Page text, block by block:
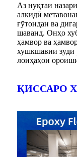
Аз нуқтаи
алкидӣ
ғӯтондан ва
шаванд. Онҳо
ҳамвор ва
хушкшавии зуди
лоиҳаҳои
ҚИССАРО